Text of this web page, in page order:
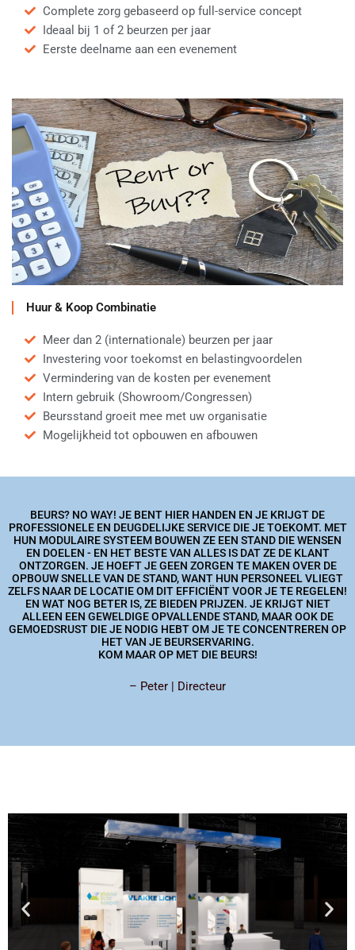
Complete zorg gebaseerd op full-service concept
Ideaal bij 1 of 2 beurzen per jaar
Eerste deelname aan een evenement
Huur & Koop Combinatie
Meer dan 2 (internationale) beurzen per jaar
Investering voor toekomst en belastingvoordelen
Vermindering van de kosten per evenement
Intern gebruik (Showroom/Congressen)
Beursstand groeit mee met uw organisatie
Mogelijkheid tot opbouwen en afbouwen
BEURS? NO WAY! JE BENT HIER HANDEN EN JE KRIJGT DE
PROFESSIONELE EN DEUGDELIJKE SERVICE DIE JE TOEKOMT. MET
HUN MODULAIRE SYSTEEM BOUWEN ZE EEN STAND DIE WENSEN
EN DOELEN - EN HET BESTE VAN ALLES IS DAT ZE DE KLANT
ONTZORGEN. JE HOEFT JE GEEN ZORGEN TE MAKEN OVER DE
OPBOUW SNELLE VAN DE STAND, WANT HUN PERSONEEL VLIEGT
ZELFS NAAR DE LOCATIE OM DIT EFFICIËNT VOOR JE TE REGELEN!
EN WAT NOG BETER IS, ZE BIEDEN PRIJZEN. JE KRIJGT NIET
ALLEEN EEN GEWELDIGE OPVALLENDE STAND, MAAR OOK DE
GEMOEDSRUST DIE JE NODIG HEBT OM JE TE CONCENTREREN OP
HET VAN JE BEURSERVARING.
KOM MAAR OP MET DIE BEURS!
– Peter | Directeur